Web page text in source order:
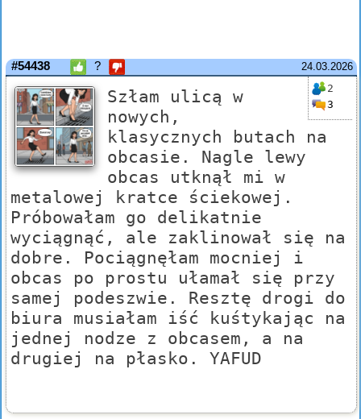
24.03.2026
#54438 ?
2
3
Szłam ulicą w
nowych,
klasycznych butach na
obcasie. Nagle lewy
obcas utknął mi w
metalowej kratce ściekowej.
Próbowałam go delikatnie
wyciągnąć, ale zaklinował się na
dobre. Pociągnęłam mocniej i
obcas po prostu ułamał się przy
samej podeszwie. Resztę drogi do
biura musiałam iść kuśtykając na
jednej nodze z obcasem, a na
drugiej na płasko. YAFUD